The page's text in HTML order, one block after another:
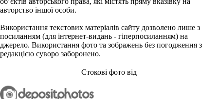
авторство іншої особи.
Використання текстових матеріалів сайту дозволено лише з
посиланням (для інтернет-видань - гіперпосиланням) на
джерело. Використання фото та зображень без погодження з
редакцією суворо заборонено.
Стокові фото від